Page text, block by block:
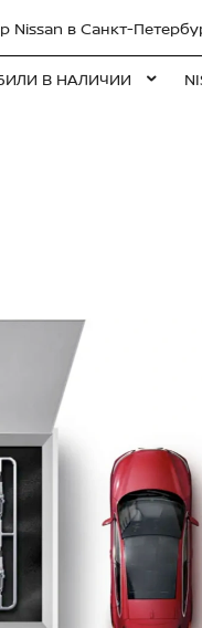
в Санкт-
В НАЛИЧИИ